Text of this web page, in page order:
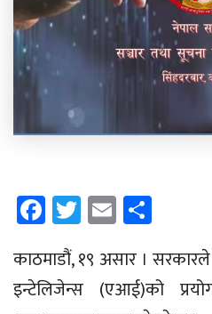
Facebook
Twitter
Email
काठमाडौं, १९ असार ।
इन्टेलिजेन्स (एआई)को